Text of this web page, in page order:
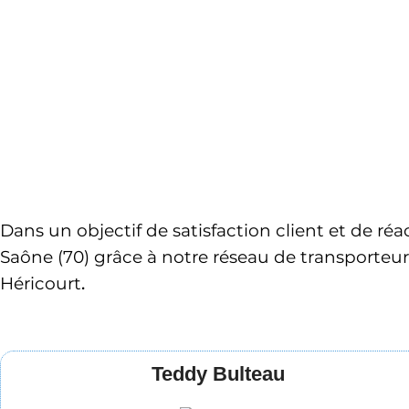
Dans un objectif de satisfaction client et de
Saône (70) grâce à notre réseau de
Héricourt.
Teddy Bulteau